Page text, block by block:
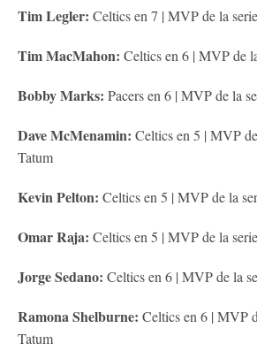
Tim Legler: Celtics en 7 | MVP de la
Tim MacMahon: Celtics en 6 | MVP de
Bobby Marks: Pacers en 6 | MVP de la
Dave McMenamin: Celtics en 5 | MVP
Tatum
Kevin Pelton: Celtics en 5 | MVP de la
Omar Raja: Celtics en 5 | MVP de la
Jorge Sedano: Celtics en 6 | MVP de la
Ramona Shelburne: Celtics en 6 | MVP
Tatum